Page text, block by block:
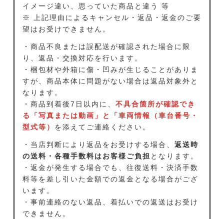
イメージ違い、思っていた商品と違う 等
※ 上記理由によるキャンセル・返品・返金のご要
望はお受けできません。
・商品不良または誤配送が確認された場合に限
り、返品・交換対応を行います。
・梱包材や外箱に傷・凹みが生じることがありま
すが、商品本体に問題がない場合は返品対象外と
なります。
・商品到着後7日以内に、 不具合箇所が確認でき
る「写真または動画」と「車両情報（車台番号・
型式等） を添えてご連絡ください。
・当店判断により返品をお受けする場合、 返送時
の送料・各種手数料はお客様ご負担 となります。
・返金が発生する場合でも、往復送料・決済手数
料等を差し引いた金額での返金となる場合がござ
います。
・事前連絡のない返品、着払いでの返送はお受け
できません。